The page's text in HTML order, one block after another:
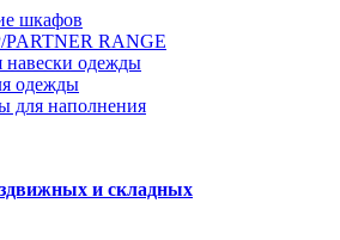
шкафов
RANGE
одежды
одежды
для наполнения
и складных